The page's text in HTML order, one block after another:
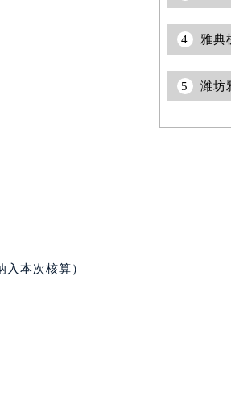
预约）
预约）
前预约）
本次核算）
4 雅典
5